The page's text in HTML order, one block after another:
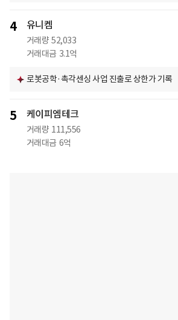
4 유니켐
거래량 52,033
거래대금 3.1억
로봇공학·촉각센싱 사업 진출로 상한가 기록
5 케이피엠테크
거래량 111,556
거래대금 6억